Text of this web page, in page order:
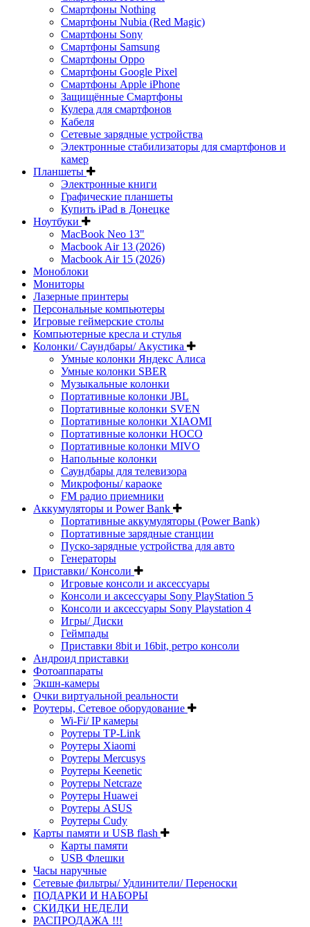
Смартфоны Nothing
Смартфоны Nubia (Red Magic)
Смартфоны Sony
Смартфоны Samsung
Смартфоны Oppo
Смартфоны Google Pixel
Смартфоны Apple iPhone
Защищённые Смартфоны
Кулера для смартфонов
Кабеля
Сетевые зарядные устройства
Электронные стабилизаторы для смартфонов и
камер
Планшеты
Электронные книги
Графические планшеты
Купить iPad в Донецке
Ноутбуки
MacBook Neo 13"
Macbook Air 13 (2026)
Macbook Air 15 (2026)
Моноблоки
Мониторы
Лазерные принтеры
Персональные компьютеры
Игровые геймерские столы
Компьютерные кресла и стулья
Колонки/ Саундбары/ Акустика
Умные колонки Яндекс Алиса
Умные колонки SBER
Музыкальные колонки
Портативные колонки JBL
Портативные колонки SVEN
Портативные колонки XIAOMI
Портативные колонки HOCO
Портативные колонки MIVO
Напольные колонки
Саундбары для телевизора
Микрофоны/ караоке
FM радио приемники
Аккумуляторы и Power Bank
Портативные аккумуляторы (Power Bank)
Портативные зарядные станции
Пуско-зарядные устройства для авто
Генераторы
Приставки/ Консоли
Игровые консоли и аксессуары
Консоли и аксессуары Sony PlayStation 5
Консоли и аксессуары Sony Playstation 4
Игры/ Диски
Геймпады
Приставки 8bit и 16bit, ретро консоли
Андроид приставки
Фотоаппараты
Экшн-камеры
Очки виртуальной реальности
Роутеры, Сетевое оборудование
Wi-Fi/ IP камеры
Роутеры TP-Link
Роутеры Xiaomi
Роутеры Mercusys
Роутеры Keenetic
Роутеры Netcraze
Роутеры Huawei
Роутеры ASUS
Роутеры Cudy
Карты памяти и USB flash
Карты памяти
USB Флешки
Часы наручные
Сетевые фильтры/ Удлинители/ Переноски
ПОДАРКИ И НАБОРЫ
СКИДКИ НЕДЕЛИ
РАСПРОДАЖА !!!